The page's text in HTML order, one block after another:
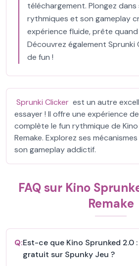
téléchargement. Plongez dans
rythmiques et son gameplay
expérience fluide, prête
Découvrez également Sprunki
de fun !
Sprunki Clicker est un autre
essayer ! Il offre une expérience
complète le fun rythmique de Kino
Remake. Explorez ses
son gameplay addictif.
FAQ sur Kino
Remake
Q:Est-ce que Kino Sprunked 2.0
gratuit sur Spunky Jeu ?